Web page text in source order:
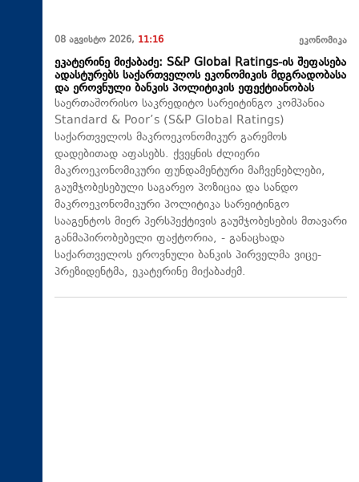
08 აგვისტო 2026, 11:16 ეკონომიკა
ეკატერინე მიქაბაძე: S&P Global Ratings-ის შეფასება
ადასტურებს საქართველოს ეკონომიკის მდგრადობასა
და ეროვნული ბანკის პოლიტიკის ეფექტიანობას
საერთაშორისო საკრედიტო სარეიტინგო კომპანია
Standard & Poor’s (S&P Global Ratings)
საქართველოს მაკროეკონომიკურ გარემოს
დადებითად აფასებს. ქვეყნის ძლიერი
მაკროეკონომიკური ფუნდამენტური მაჩვენებლები,
გაუმჯობესებული საგარეო პოზიცია და სანდო
მაკროეკონომიკური პოლიტიკა სარეიტინგო
სააგენტოს მიერ პერსპექტივის გაუმჯობესების მთავარი
განმაპირობებელი ფაქტორია, - განაცხადა
საქართველოს ეროვნული ბანკის პირველმა ვიცე-
პრეზიდენტმა, ეკატერინე მიქაბაძემ.